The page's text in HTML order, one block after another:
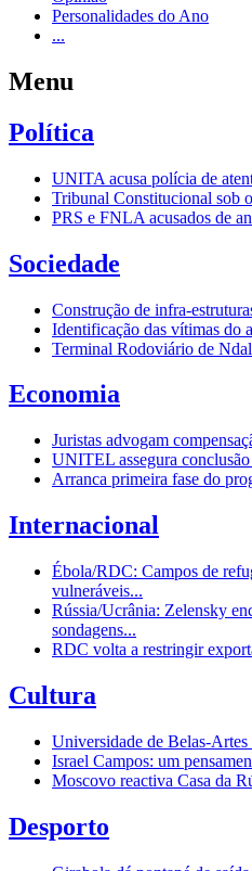
Personalidades do Ano
...
Menu
Política
UNITA acusa polícia de
Tribunal Constitucional sob
PRS e FNLA acusados de
Sociedade
Construção de infra-
Identificação das vítimas do
Terminal Rodoviário de
Economia
Juristas advogam
UNITEL assegura
Arranca primeira fase do
Internacional
Ébola/RDC: Campos de
vulneráveis...
Rússia/Ucrânia: Zelensky
sondagens...
RDC volta a restringir
Cultura
Universidade de Belas-
Israel Campos: um
Moscovo reactiva Casa da
Desporto